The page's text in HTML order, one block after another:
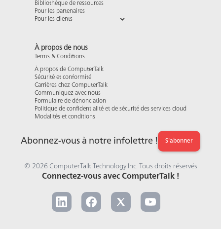
Bibliothèque de ressources
Pour les partenaires
Pour les clients
À propos de nous
Terms & Conditions
À propos de ComputerTalk
Sécurité et conformité
Carrières chez ComputerTalk
Communiquez avec nous
Formulaire de dénonciation
Politique de confidentialité et de sécurité des services cloud
Modalités et conditions
Abonnez-vous à notre infolettre ! S'abonner
© 2026 ComputerTalk Technology Inc. Tous droits réservés
Connectez-vous avec ComputerTalk !